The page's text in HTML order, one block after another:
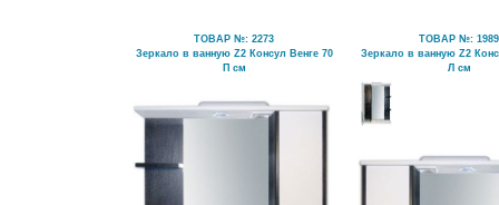
ТОВАР №: 2273
Зеркало в ванную Z2 Консул Венге 70
П см
ТОВАР №: 1989
Зеркало в ванную Z2
Л см